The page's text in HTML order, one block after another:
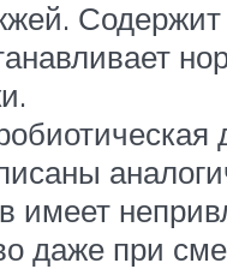
Содержит
имеет
даже при